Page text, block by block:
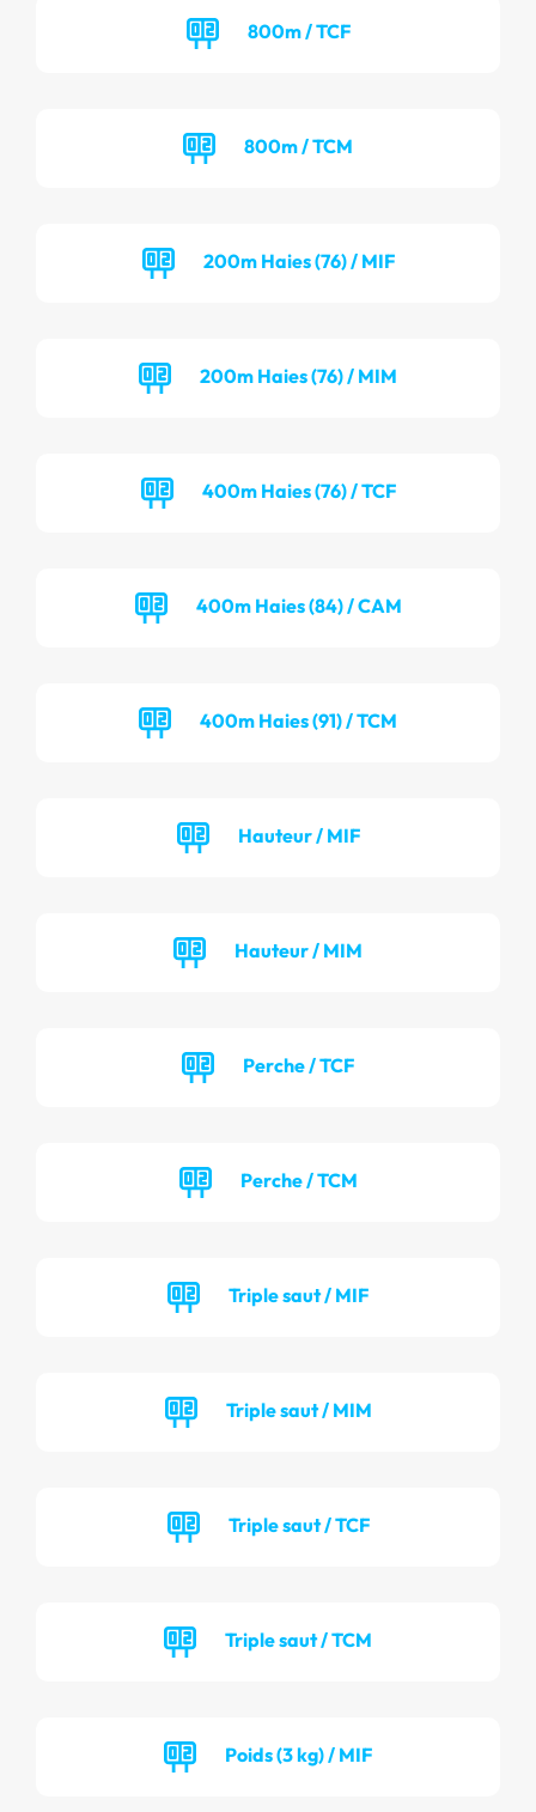
800m / TCF
800m / TCM
200m Haies (76) / MIF
200m Haies (76) / MIM
400m Haies (76) / TCF
400m Haies (84) / CAM
400m Haies (91) / TCM
Hauteur / MIF
Hauteur / MIM
Perche / TCF
Perche / TCM
Triple saut / MIF
Triple saut / MIM
Triple saut / TCF
Triple saut / TCM
Poids (3 kg) / MIF